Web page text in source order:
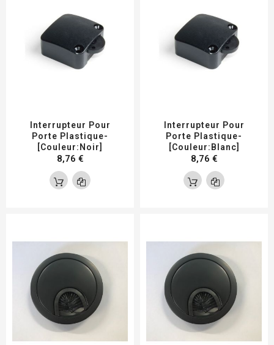
Interrupteur Pour
Porte Plastique-
[Couleur:Noir]
8,76 €
Interrupteur Pour
Porte Plastique-
[Couleur:Blanc]
8,76 €